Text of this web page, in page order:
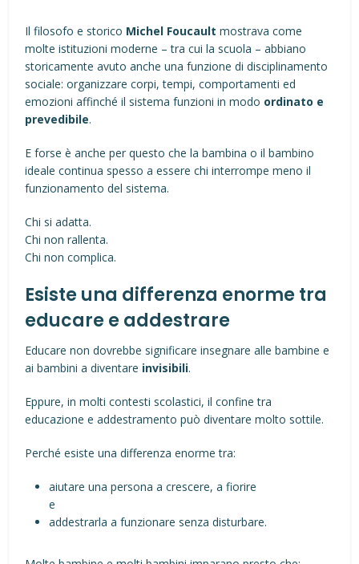
Il filosofo e storico Michel Foucault mostrava come
molte istituzioni moderne – tra cui la scuola – abbiano
storicamente avuto anche una funzione di disciplinamento
sociale: organizzare corpi, tempi, comportamenti ed
emozioni affinché il sistema funzioni in modo ordinato e
prevedibile.
E forse è anche per questo che la bambina o il bambino
ideale continua spesso a essere chi interrompe meno il
funzionamento del sistema.
Chi si adatta.
Chi non rallenta.
Chi non complica.
Esiste una differenza enorme tra
educare e addestrare
Educare non dovrebbe significare insegnare alle bambine e
ai bambini a diventare invisibili.
Eppure, in molti contesti scolastici, il confine tra
educazione e addestramento può diventare molto sottile.
Perché esiste una differenza enorme tra:
aiutare una persona a crescere, a fiorire
e
addestrarla a funzionare senza disturbare.